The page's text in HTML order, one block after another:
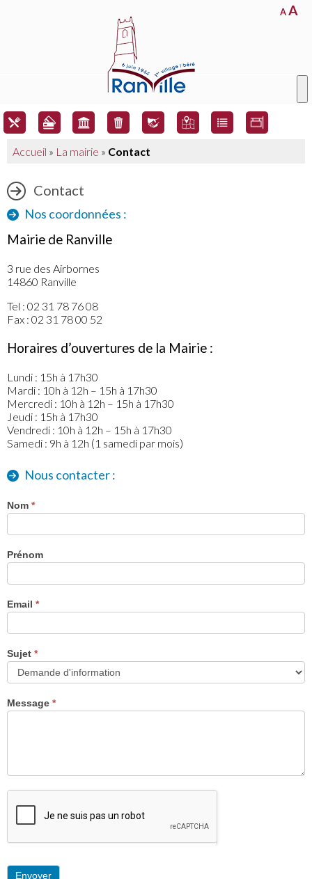
AA
Accueil » La mairie » Contact
Contact
Nos coordonnées :
Mairie de Ranville
3 rue des Airbornes
14860 Ranville
Tel : 02 31 78 76 08
Fax : 02 31 78 00 52
Horaires d’ouvertures de la Mairie :
Lundi : 15h à 17h30
Mardi : 10h à 12h – 15h à 17h30
Mercredi : 10h à 12h – 15h à 17h30
Jeudi : 15h à 17h30
Vendredi : 10h à 12h – 15h à 17h30
Samedi : 9h à 12h (1 samedi par mois)
Nous contacter :
Nom *
Prénom
Email *
Sujet *
Message *
Envoyer